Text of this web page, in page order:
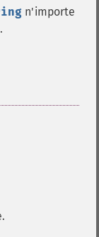
n'importe
.